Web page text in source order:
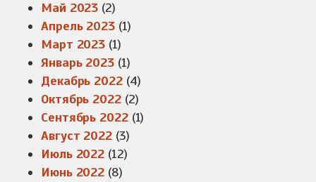
Май 2023 (2)
Апрель 2023(1)
Март 2023 (1)
Январь 2023(1)
Декабрь 2022(4)
Октябрь 2022(2)
Сентябрь 2022(1)
Август 2022(3)
Июль 2022 (12)
Июнь 2022 (8)